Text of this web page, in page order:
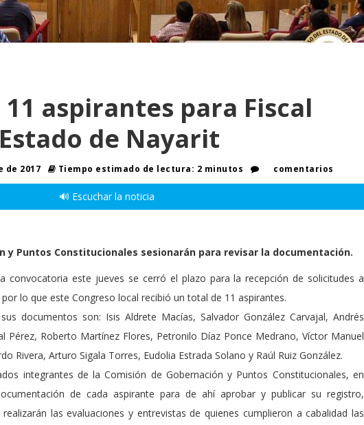
aspirantes para Fiscal
de Nayarit
de 2017 Tiempo estimado de lectura: 2 minutos comentarios
🔊 Escuchar la noticia
y Puntos Constitucionales sesionarán para revisar la documentación.
convocatoria este jueves se cerró el plazo para la recepción de solicitudes a
lo que este Congreso local recibió un total de 11 aspirantes.
documentos son: Isis Aldrete Macías, Salvador González Carvajal, Andrés
Pérez, Roberto Martínez Flores, Petronilo Díaz Ponce Medrano, Víctor Manuel
Rivera, Arturo Sigala Torres, Eudolia Estrada Solano y Raúl Ruiz González.
integrantes de la Comisión de Gobernación y Puntos Constitucionales, en
de cada aspirante para de ahí aprobar y publicar su registro,
las evaluaciones y entrevistas de quienes cumplieron a cabalidad las